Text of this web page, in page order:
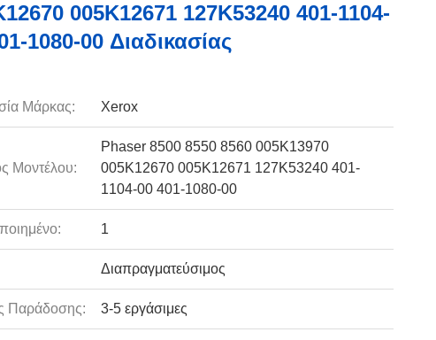
005K12671 127K53240 401-1104-
1080-00 Διαδικασίας
Μάρκας: Xerox
Μοντέλου:
Phaser 8500 8550 8560 005K13970
005K12670 005K12671 127K53240 401-
1104-00 401-1080-00
1
Διαπραγματεύσιμος
Παράδοσης: 3-5 εργάσιμες